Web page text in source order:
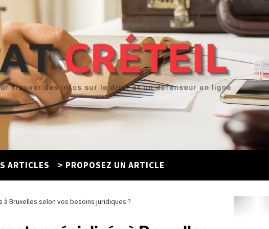
ARTICLES > PROPOSEZ UN ARTICLE
Bruxelles selon vos besoins juridiques ?